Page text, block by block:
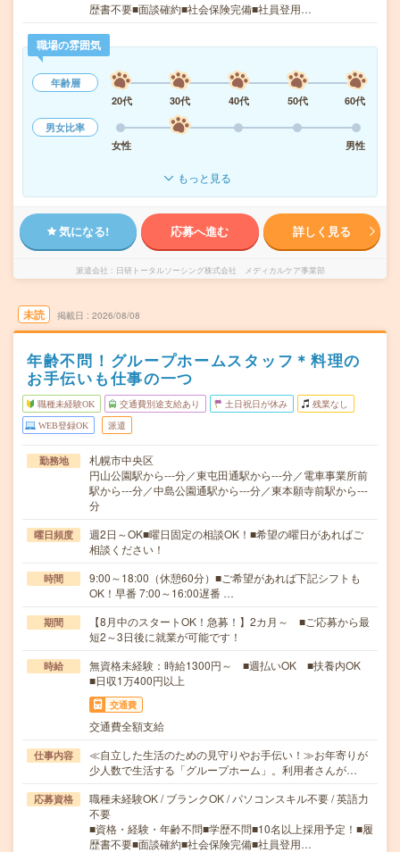
歴書不要■面談確約■社会保険完備■社員登用…
職場の雰囲気
年齢層
20代
30代 40代 50代
60代
男女比率
女性
男性
もっと見る
気になる! 応募へ進む 詳しく見る
派遣会社 日研トータルソーシング株式会社 メディカルケア事業部
未読 掲載日 2026/08/08
年齢不問！グループホームスタッフ＊料理の
お手伝いも仕事の一つ
職種未経験OK 交通費別途支給あり 土日祝日が休み 残業なし
WEB登録OK 派遣
勤務地
札幌市中央区
円山公園駅から---分／東屯田通駅から---分／電車事業所前
駅から---分／中島公園通駅から---分／東本願寺前駅から---
分
曜日頻度
週2日～OK■曜日固定の相談OK！■希望の曜日があればご
相談ください！
時間
9:00～18:00（休憩60分）■ご希望があれば下記シフトも
OK！早番 7:00～16:00遅番 …
期間
【8月中のスタートOK！急募！】2カ月～ ■ご応募から最
短2～3日後に就業が可能です！
時給
無資格未経験：時給1300円～ ■週払いOK ■扶養内OK
■日収1万400円以上
交通費
交通費全額支給
仕事内容
≪自立した生活のための見守りやお手伝い！≫お年寄りが
少人数で生活する「グループホーム」。利用者さんが…
応募資格
職種未経験OK / ブランクOK / パソコンスキル不要 / 英語力
不要
■資格・経験・年齢不問■学歴不問■10名以上採用予定！■履
歴書不要■面談確約■社会保険完備■社員登用…